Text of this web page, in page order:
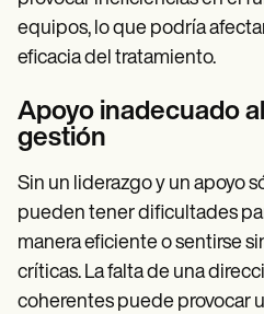
equipos, lo que podría
eficacia del tratamiento.
Apoyo inadecuado
gestión
Sin un liderazgo y un apoyo
pueden tener dificultades
manera eficiente o sentirse
críticas. La falta de una
coherentes puede provocar